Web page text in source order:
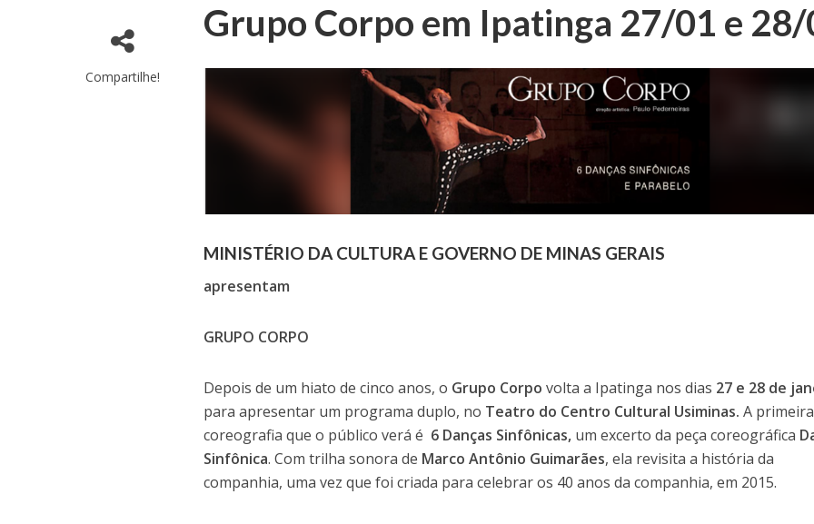
Compartilhe!
Grupo Corpo em Ipatinga 27/01 e
MINISTÉRIO DA CULTURA E GOVERNO DE MINAS GERAIS
apresentam
GRUPO CORPO
Depois de um hiato de cinco anos, o Grupo Corpo volta a Ipatinga nos dias 27 e 28 de
para apresentar um programa duplo, no Teatro do Centro Cultural Usiminas. A primeira
coreografia que o público verá é 6 Danças Sinfônicas, um excerto da peça coreográfica
Sinfônica. Com trilha sonora de Marco Antônio Guimarães, ela revisita a história da
companhia, uma vez que foi criada para celebrar os 40 anos da companhia, em 2015.